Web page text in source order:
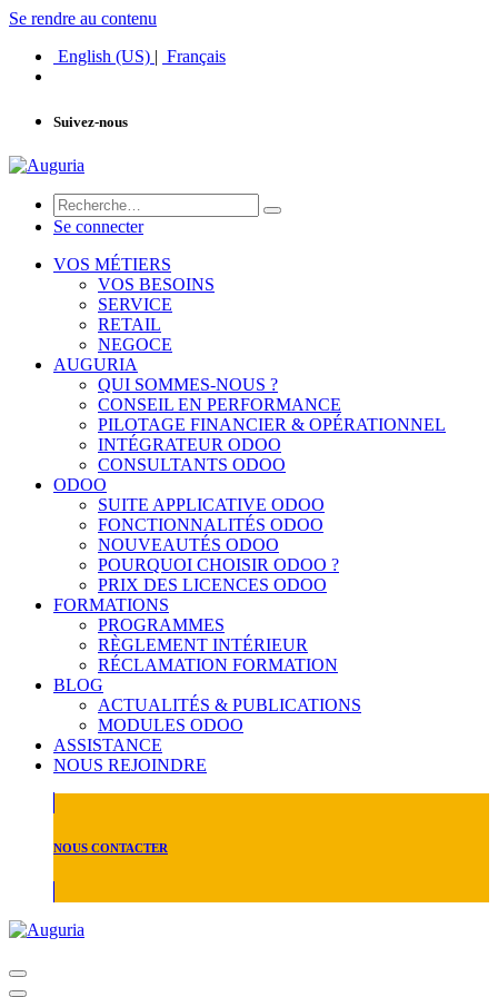
Se rendre au contenu
English (US) | Français
Suivez-nous
Se connecter
VOS MÉTIERS
VOS BESOINS
SERVICE
RETAIL
NEGOCE
AUGURIA
QUI SOMMES-NOUS ?
CONSEIL EN PERFORMANCE
PILOTAGE FINANCIER & OPÉRATIONNEL
INTÉGRATEUR ODOO
CONSULTANTS ODOO
ODOO
SUITE APPLICATIVE ODOO
FONCTIONNALITÉS ODOO
NOUVEAUTÉS ODOO
POURQUOI CHOISIR ODOO ?
PRIX DES LICENCES ODOO
FORMATIONS
PROGRAMMES
RÈGLEMENT INTÉRIEUR
RÉCLAMATION FORMATION
BLOG
ACTUALITÉS & PUBLICATIONS
MODULES ODOO
ASSISTANCE
NOUS REJOINDRE
NOUS CONTACTER